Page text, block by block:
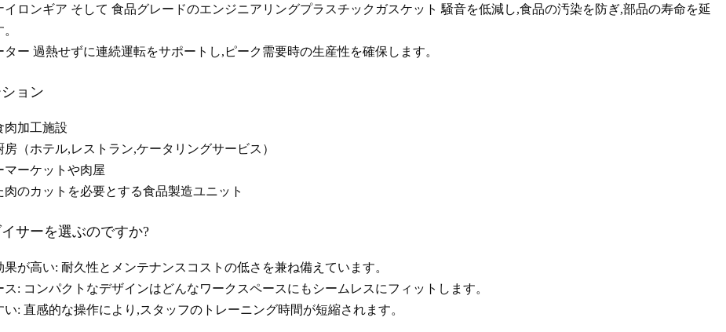
イロンギア そして 食品グレードのエンジニアリングプラスチックガスケット 騒音を低減し,食品の汚染を防ぎ,部品の寿命を延
ター 過熱せずに連続運転をサポートし,ピーク需要時の生産性を確保します。
ョン
肉加工施設
房（ホテル,レストラン,ケータリングサービス）
マーケットや肉屋
肉のカットを必要とする食品製造ユニット
サーを選ぶのですか?
果が高い: 耐久性とメンテナンスコストの低さを兼ね備えています。
ス: コンパクトなデザインはどんなワークスペースにもシームレスにフィットします。
い: 直感的な操作により,スタッフのトレーニング時間が短縮されます。